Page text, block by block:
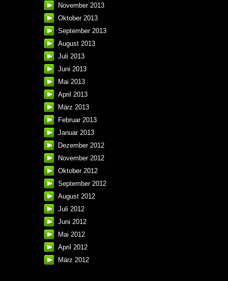
November 2013
Oktober 2013
September 2013
August 2013
Juli 2013
Juni 2013
Mai 2013
April 2013
März 2013
Februar 2013
Januar 2013
Dezember 2012
November 2012
Oktober 2012
September 2012
August 2012
Juli 2012
Juni 2012
Mai 2012
April 2012
März 2012